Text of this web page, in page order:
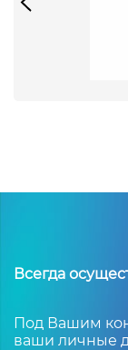
Всегда
Под Вашим
ваши личные